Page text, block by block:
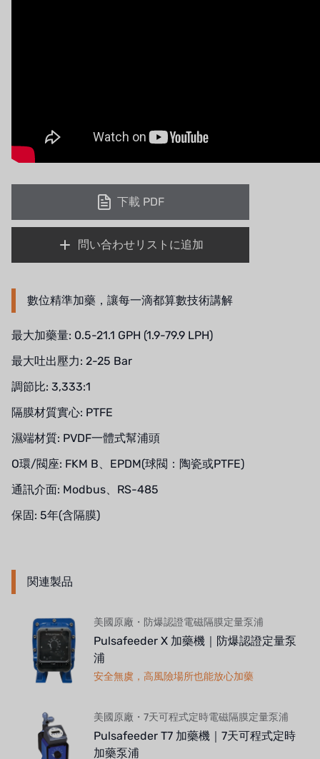
下載 PDF
問い合わせリストに追加
數位精準加藥，讓每一滴都算數技術講解
最大加藥量: 0.5-21.1 GPH (1.9-79.9 LPH)
最大吐出壓力: 2-25 Bar
調節比: 3,333:1
隔膜材質實心: PTFE
濕端材質: PVDF一體式幫浦頭
O環/閥座: FKM B、EPDM(球閥：陶瓷或PTFE)
通訊介面: Modbus、RS-485
保固: 5年(含隔膜)
関連製品
美國原廠・防爆認證電磁隔膜定量泵浦
Pulsafeeder X 加藥機｜防爆認證定量泵
浦
安全無虞，高風險場所也能放心加藥
美國原廠・7天可程式定時電磁隔膜定量泵浦
Pulsafeeder T7 加藥機｜7天可程式定時
加藥泵浦